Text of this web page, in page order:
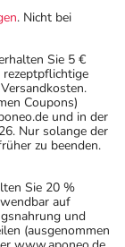
. Nicht bei
Sie 5 €
Coupons)
und in der
Nur solange der
zu beenden.
Sie 20 %
auf
und
(ausgenommen